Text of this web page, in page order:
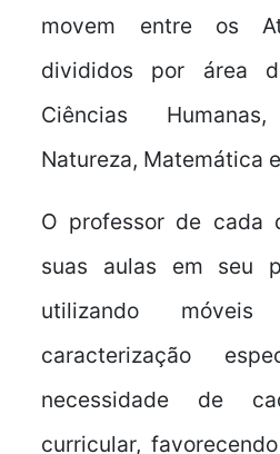
movem entre os
divididos por área
Ciências
Natureza, Matemática
O professor de cada
suas aulas em seu
utilizando
caracterização
necessidade de
curricular,